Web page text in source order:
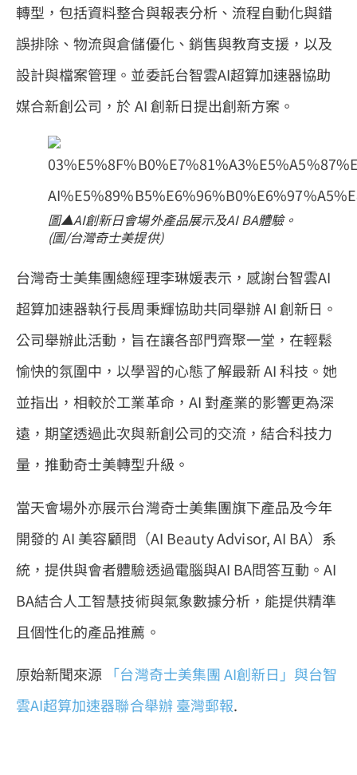
轉型，包括資料整合與報表分析、流程自動化與錯
誤排除、物流與倉儲優化、銷售與教育支援，以及
設計與檔案管理。並委託台智雲AI超算加速器協助
媒合新創公司，於 AI 創新日提出創新方案。
圖▲AI創新日會場外產品展示及AI BA體驗。
(圖/台灣奇士美提供)
台灣奇士美集團總經理李琳媛表示，感謝台智雲AI
超算加速器執行長周秉輝協助共同舉辦 AI 創新日。
公司舉辦此活動，旨在讓各部門齊聚一堂，在輕鬆
愉快的氛圍中，以學習的心態了解最新 AI 科技。她
並指出，相較於工業革命，AI 對產業的影響更為深
遠，期望透過此次與新創公司的交流，結合科技力
量，推動奇士美轉型升級。
當天會場外亦展示台灣奇士美集團旗下產品及今年
開發的 AI 美容顧問（AI Beauty Advisor, AI BA）系
統，提供與會者體驗透過電腦與AI BA問答互動。AI
BA結合人工智慧技術與氣象數據分析，能提供精準
且個性化的產品推薦。
原始新聞來源
「台灣奇士美集團 AI創新日」與台智
雲AI超算加速器聯合舉辦 臺灣郵報.